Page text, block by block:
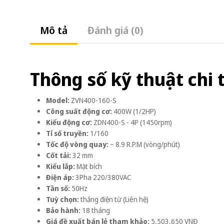
Mô tả Đánh giá (0)
Thông số kỹ thuật chi
Model: ZVN400-160-S
Công suất động cơ: 400W (1/2HP)
Kiểu động cơ: ZDN400-S - 4P (1450rpm)
Tỉ số truyền: 1/160
Tốc độ vòng quay: ~ 8.9 R.P.M (vòng/phút)
Cốt tải:32 mm
Kiểu lắp:Mặt bích
Điện áp:3Pha 220/380VAC
Tần số: 50Hz
Tuỳ chọn:thắng điện từ (Liên hệ)
Bảo hành: 18 tháng
Giá đề xuất bán lẻ tham khảo: 5,503,650 VNĐ